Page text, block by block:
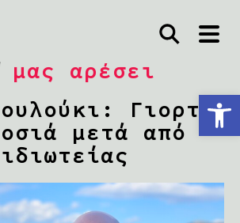
Ανοίξτε τη γραμμή εργαλείων
μας αρέσει
Γιορτή
μετά από